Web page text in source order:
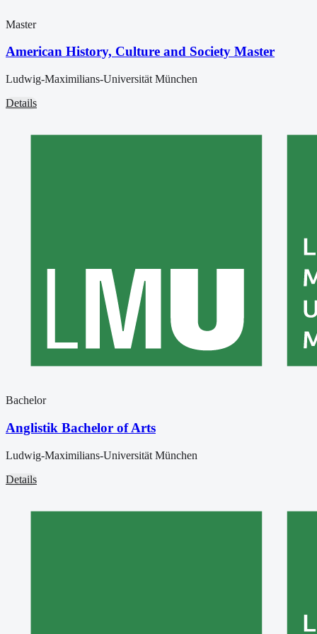
Master
American History, Culture and Society Master
Ludwig-Maximilians-Universität München
Details
Bachelor
Anglistik Bachelor of Arts
Ludwig-Maximilians-Universität München
Details